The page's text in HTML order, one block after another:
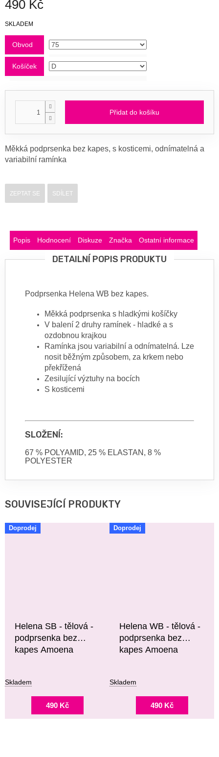
490 Kč
Měrná
SKLADEM
Obvod
Košíček
Přidat do košíku
Měkká podprsenka bez kapes, s kosticemi, odnímatelná a
variabilní ramínka
ZEPTAT SE SDÍLET
Popis Hodnocení Diskuze Značka Ostatní informace
DETAILNÍ POPIS PRODUKTU
Podprsenka Helena WB bez kapes.
Měkká podprsenka s hladkými košíčky
V balení 2 druhy ramínek - hladké a s
ozdobnou krajkou
Ramínka jsou variabilní a odnímatelná. Lze
nosit běžným způsobem, za krkem nebo
překřížená
Zesilující výztuhy na bocích
S kosticemi
SLOŽENÍ:
67 % POLYAMID, 25 % ELASTAN, 8 %
POLYESTER
SOUVISEJÍCÍ PRODUKTY
Doprodej
Helena SB - tělová -
podprsenka bez
kapes Amoena
Skladem
490 Kč
Doprodej
Helena WB - tělová -
podprsenka bez
kapes Amoena
Skladem
490 Kč